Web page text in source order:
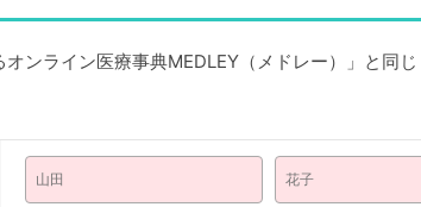
ンライン医療事典MEDLEY（メドレー）」と同